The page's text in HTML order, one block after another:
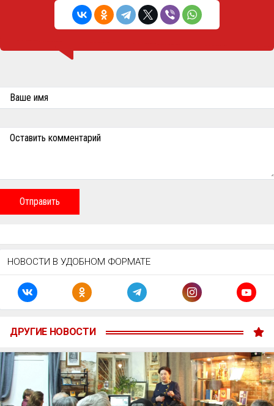
Ваше имя
Оставить комментарий
Отправить
НОВОСТИ В УДОБНОМ ФОРМАТЕ
ДРУГИЕ НОВОСТИ